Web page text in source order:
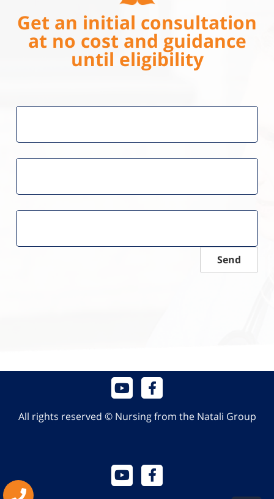
Get an initial consultation
at no cost and guidance
until eligibility
Send
All rights reserved © Nursing from the Natali Group